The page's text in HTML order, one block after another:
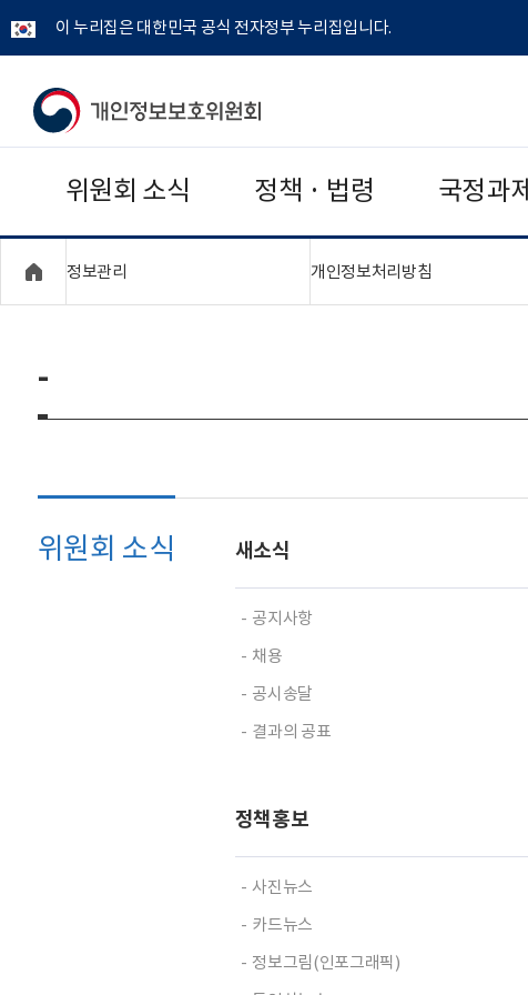
이 누리집은 대한민국 공식 전자정부 누리집입니다.
개
보
보
위
회
위원회 소식 정책 · 법령 국정과제
정보관리 개인정보처리방침
-
위원회 소식 새소식
공지사항
채용
공시송달
결과의 공표
정책홍보
사진뉴스
카드뉴스
정보그림(인포그래픽)